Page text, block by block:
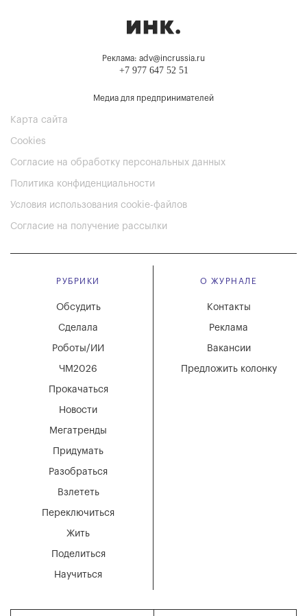
Реклама: adv@incrussia.ru
+7 977 647 52 51
Медиа для предпринимателей
Карта сайта
Cookies
Согласие на обработку персональных данных
Политика конфиденциальности
Условия использования cookie-файлов
Согласие на получение рассылки
РУБРИКИ
Мегатренды
Придумать
Разобраться
Взлететь
Новости
Переключиться
Жить
Поделиться
Научиться
Обсудить
Сделала
Роботы/ИИ
ЧМ2026
Прокачаться
О ЖУРНАЛЕ
Вакансии
Реклама
Контакты
Предложить колонку